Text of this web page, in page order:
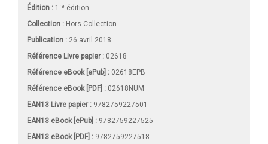
Édition : 1 re édition
Collection : Hors Collection
Publication : 26 avril 2018
Référence Livre papier : 02618
Référence eBook [ePub] : 02618EPB
Référence eBook [PDF] : 02618NUM
EAN13 Livre papier : 9782759227501
EAN13 eBook [ePub] : 9782759227525
EAN13 eBook [PDF] : 9782759227518